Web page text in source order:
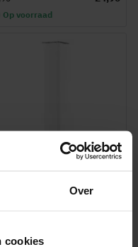
Over
cookies
Op voorraad
met witte lycra hoes -